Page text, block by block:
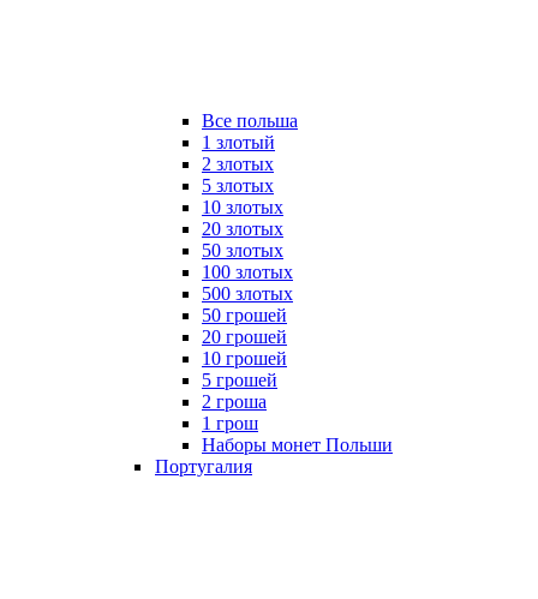
Все польша
1 злотый
2 злотых
5 злотых
10 злотых
20 злотых
50 злотых
100 злотых
500 злотых
50 грошей
20 грошей
10 грошей
5 грошей
2 гроша
1 грош
Наборы монет Польши
Португалия